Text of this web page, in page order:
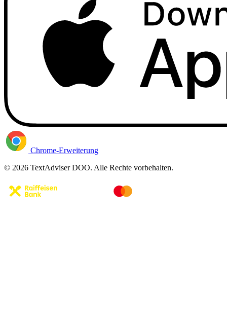
Chrome-Erweiterung
© 2026 TextAdviser DOO. Alle Rechte vorbehalten.